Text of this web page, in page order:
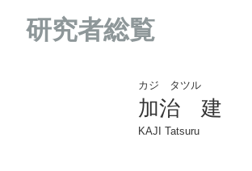
研究者総覧
カジ タツル
加治 建
KAJI Tatsuru